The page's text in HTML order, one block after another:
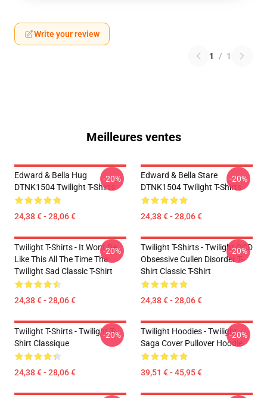
Write your review
1 / 1
Meilleures ventes
Edward & Bella Hug
DTNK1504 Twilight T-Shirts
24,38 € - 28,06 €
-20%
Edward & Bella Stare
DTNK1504 Twilight T-Shirts
24,38 € - 28,06 €
-20%
Twilight T-Shirts - It Wont Be
Like This All The Time The
Twilight Sad Classic T-Shirt
24,38 € - 28,06 €
-20%
Twilight T-Shirts - Twilight OCD
Obsessive Cullen Disorder T-
Shirt Classic T-Shirt
24,38 € - 28,06 €
-20%
Twilight T-Shirts - Twilight T-
Shirt Classique
24,38 € - 28,06 €
-20%
Twilight Hoodies - Twilight
Saga Cover Pullover Hoodie
39,51 € - 45,95 €
-20%